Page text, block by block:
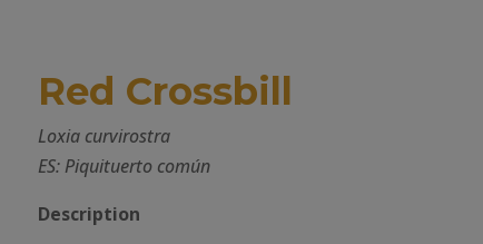
Red Crossbill
Loxia curvirostra
ES: Piquituerto común
Description